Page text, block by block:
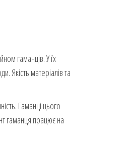
гаманців. У їх
Якість матеріалів та
Гаманці цього
гаманця працює на